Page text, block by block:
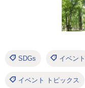
SDGs イベント
イベント トピックス